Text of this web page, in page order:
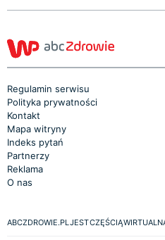
Regulamin serwisu
Polityka prywatności
Kontakt
Mapa witryny
Indeks pytań
Partnerzy
Reklama
O nas
ABCZDROWIE.PL JEST CZĘŚCIĄ